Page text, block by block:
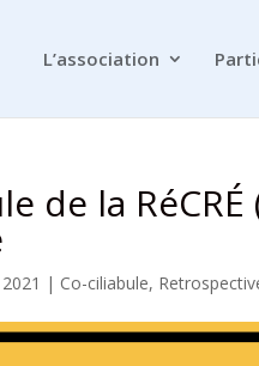
L’association
de la
| Co-ciliabule,